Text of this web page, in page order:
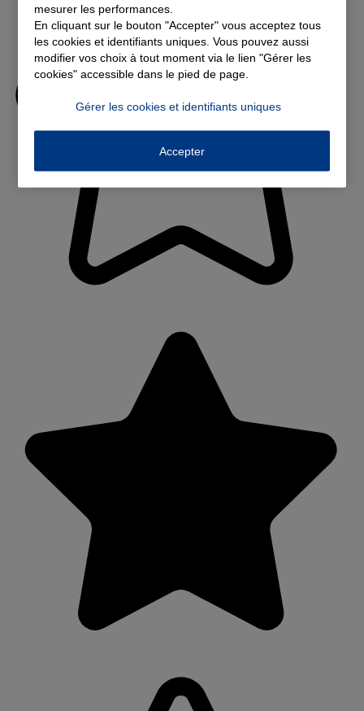
mesurer les performances.
En cliquant sur le bouton "Accepter" vous acceptez tous
les cookies et identifiants uniques. Vous pouvez aussi
modifier vos choix à tout moment via le lien "Gérer les
cookies" accessible dans le pied de page.
Gérer les cookies et identifiants uniques
Accepter